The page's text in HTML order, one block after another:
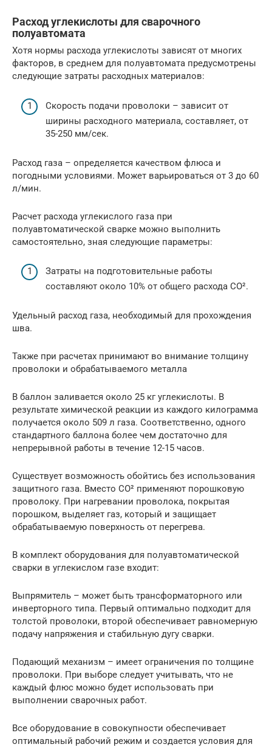
Расход углекислоты для сварочного
полуавтомата
Хотя нормы расхода углекислоты зависят от многих
факторов, в среднем для полуавтомата предусмотрены
следующие затраты расходных материалов:
Скорость подачи проволоки – зависит от
ширины расходного материала, составляет, от
35-250 мм/сек.
Расход газа – определяется качеством флюса и
погодными условиями. Может варьироваться от 3 до 60
л/мин.
Расчет расхода углекислого газа при
полуавтоматической сварке можно выполнить
самостоятельно, зная следующие параметры:
Затраты на подготовительные работы
составляют около 10% от общего расхода СО².
Удельный расход газа, необходимый для прохождения
шва.
Также при расчетах принимают во внимание толщину
проволоки и обрабатываемого металла
В баллон заливается около 25 кг углекислоты. В
результате химической реакции из каждого килограмма
получается около 509 л газа. Соответственно, одного
стандартного баллона более чем достаточно для
непрерывной работы в течение 12-15 часов.
Существует возможность обойтись без использования
защитного газа. Вместо СО² применяют порошковую
проволоку. При нагревании проволока, покрытая
порошком, выделяет газ, который и защищает
обрабатываемую поверхность от перегрева.
В комплект оборудования для полуавтоматической
сварки в углекислом газе входит:
Выпрямитель – может быть трансформаторного или
инверторного типа. Первый оптимально подходит для
толстой проволоки, второй обеспечивает равномерную
подачу напряжения и стабильную дугу сварки.
Подающий механизм – имеет ограничения по толщине
проволоки. При выборе следует учитывать, что не
каждый флюс можно будет использовать при
выполнении сварочных работ.
Все оборудование в совокупности обеспечивает
оптимальный рабочий режим и создается условия для